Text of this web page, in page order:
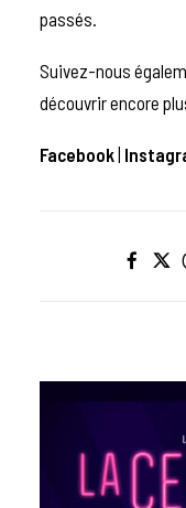
passés.
Suivez-nous
découvrir encore
Facebook|